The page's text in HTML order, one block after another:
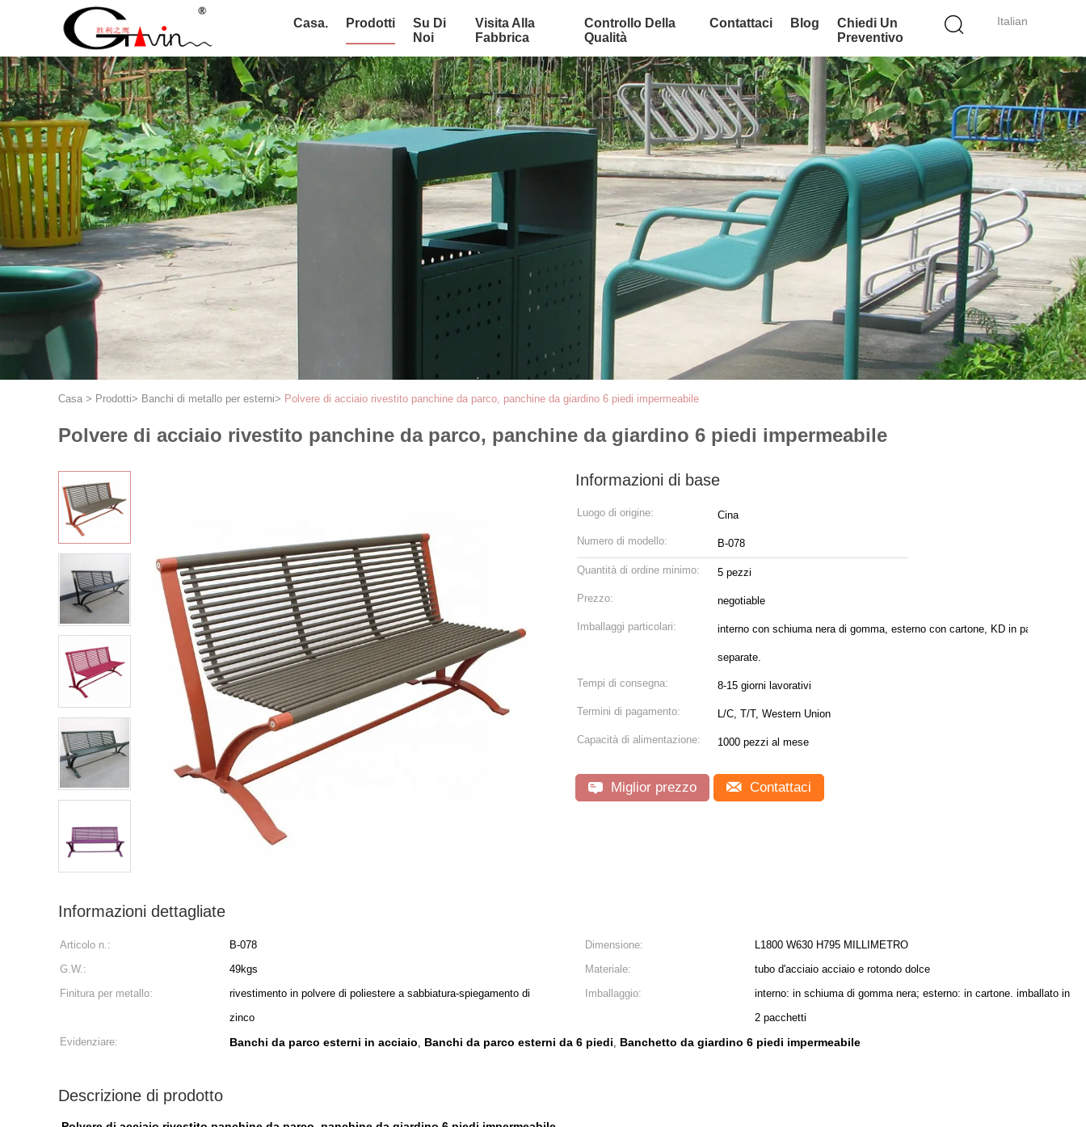
Italian
Casa. Prodotti
Su Di
Noi
Visita Alla
Fabbrica
Controllo Della
Qualità
Contattaci Blog
Chiedi Un
Preventivo
Casa > Prodotti> Banchi di metallo per esterni> Polvere di acciaio rivestito panchine da parco, panchine da giardino 6 piedi impermeabile
Polvere di acciaio rivestito panchine da parco, panchine da giardino 6 piedi impermeabile
Informazioni di base
Luogo di origine: Cina
Numero di modello: B-078
Quantità di ordine minimo: 5 pezzi
Prezzo: negotiable
Imballaggi particolari: interno con schiuma nera di gomma, esterno con cartone, KD in parti
separate.
Tempi di consegna: 8-15 giorni lavorativi
Termini di pagamento: L/C, T/T, Western Union
Capacità di alimentazione: 1000 pezzi al mese
Miglior prezzo Contattaci
Informazioni dettagliate
Articolo n.: B-078 Dimensione:
L1800 W630 H795 MILLIMETRO
G.W.:
49kgs Materiale:
tubo d'acciaio acciaio e rotondo dolce
Finitura per metallo:
rivestimento in polvere di poliestere a sabbiatura-spiegamento di
zinco
Imballaggio:
interno: in schiuma di gomma nera; esterno: in cartone. imballato in
2 pacchetti
Evidenziare:
Banchi da parco esterni in acciaio, Banchi da parco esterni da 6 piedi, Banchetto da giardino 6 piedi impermeabile
Descrizione di prodotto